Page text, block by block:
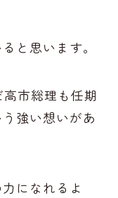
と思います。
市総理も任期
強い想いがあ
になれるよ